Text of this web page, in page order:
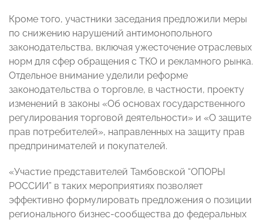
Кроме того, участники заседания предложили меры
по снижению нарушений антимонопольного
законодательства, включая ужесточение отраслевых
норм для сфер обращения с ТКО и рекламного рынка.
Отдельное внимание уделили реформе
законодательства о торговле, в частности, проекту
изменений в законы «Об основах государственного
регулирования торговой деятельности» и «О защите
прав потребителей», направленных на защиту прав
предпринимателей и покупателей.
«Участие представителей Тамбовской “ОПОРЫ
РОССИИ” в таких мероприятиях позволяет
эффективно формулировать предложения о позиции
регионального бизнес-сообщества до федеральных